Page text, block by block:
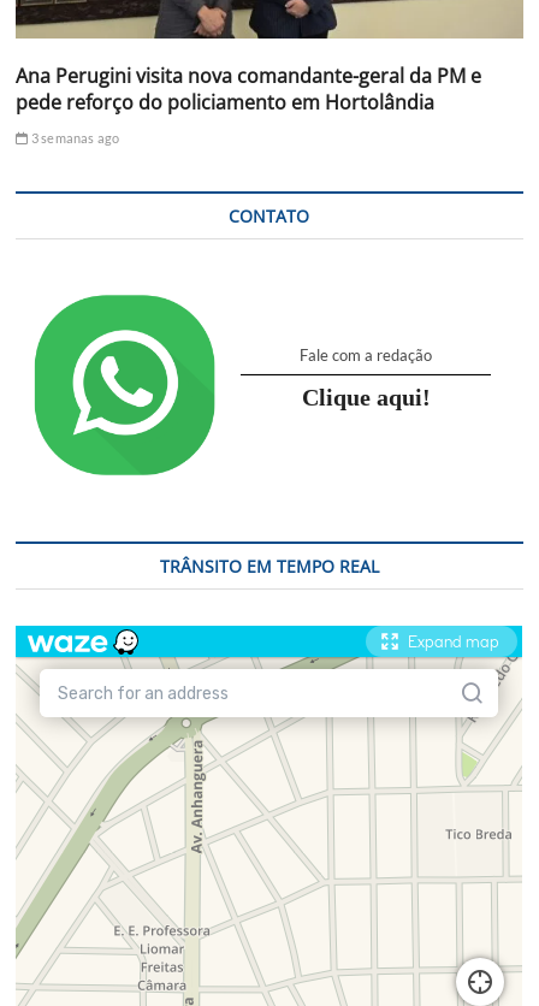
Ana Perugini visita nova comandante-geral da PM e
pede reforço do policiamento em Hortolândia
3 semanas ago
CONTATO
Fale com a redação
Clique aqui!
TRÂNSITO EM TEMPO REAL